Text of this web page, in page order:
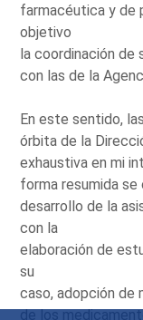
farmacéutica y de
objetivo
la coordinación de
con las de la
En este sentido,
órbita de la
exhaustiva en mi
forma resumida
desarrollo de la
con la
elaboración de
su
caso, adopción de
de los